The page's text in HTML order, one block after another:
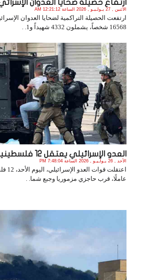
ارتفاع حصيلة ضحايا العدوان
الأثنين , 27 يـولـيـو , 2026 الساعة 12:21:12 AM
ارتفعت الحصيلة التراكمية لضحايا العدوان
16568 شخصاً، يشملون 4332 شهيداً و1. .
العدو الإسرائيلي يعتقل 12 فلسطينيا ...
الأحد , 26 يـولـيـو , 2026 الساعة 7:48:04 PM
عاملًا، قرب حاجزي مزموريا وجبع شما. .